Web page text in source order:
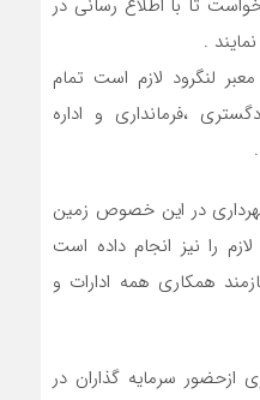
تا با اطلاع رسانی در
.
لنگرود لازم است تمام
،فرمانداری و اداره
در این خصوص زمین
را نیز انجام داده است
همکاری همه ادارات و
ازحضور سرمایه گذاران در